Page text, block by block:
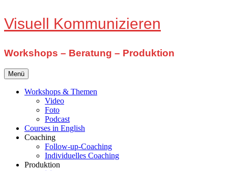
Zum
Inhalt
Visuell Kommunizieren
Workshops – Beratung – Produktion
Menü
Workshops & Themen
Video
Foto
Podcast
Courses in English
Coaching
Follow-up-Coaching
Individuelles Coaching
Produktion